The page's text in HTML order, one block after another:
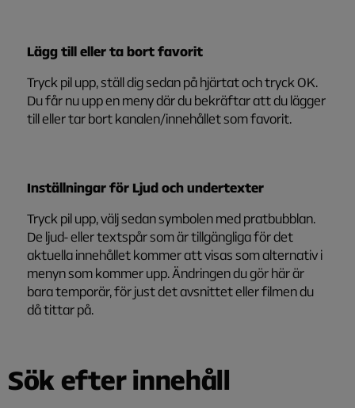
Lägg till eller ta bort favorit
Tryck pil upp, ställ dig sedan på hjärtat och tryck OK.
Du får nu upp en meny där du bekräftar att du lägger
till eller tar bort kanalen/innehållet som favorit.
Inställningar för Ljud och undertexter
Tryck pil upp, välj sedan symbolen med pratbubblan.
De ljud- eller textspår som är tillgängliga för det
aktuella innehållet kommer att visas som alternativ i
menyn som kommer upp. Ändringen du gör här är
bara temporär, för just det avsnittet eller filmen du
då tittar på.
Sök efter innehåll